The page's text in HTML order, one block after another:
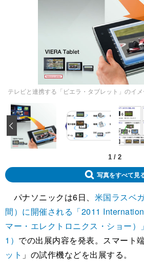
テレビと連携する「ビエラ・タブレット」のイ
1 / 2
‹
写真をすべて見
パナソニックは6日、 米国ラスベ
間）に開催される「2011
マー・エレクトロニクス・ショー
1） での出展内容を発表。スマート
ット 」の試作機などを出展する。